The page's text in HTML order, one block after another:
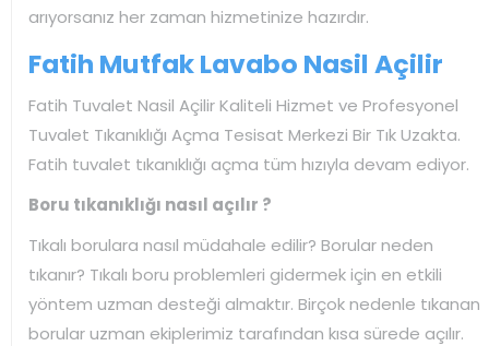
arıyorsanız her zaman hizmetinize hazırdır.
Fatih Mutfak Lavabo Nasil Açilir
Fatih Tuvalet Nasil Açilir Kaliteli Hizmet ve Profesyonel
Tuvalet Tıkanıklığı Açma Tesisat Merkezi Bir Tık Uzakta.
Fatih tuvalet tıkanıklığı açma tüm hızıyla devam ediyor.
Boru tıkanıklığı nasıl açılır ?
Tıkalı borulara nasıl müdahale edilir? Borular neden
tıkanır? Tıkalı boru problemleri gidermek için en etkili
yöntem uzman desteği almaktır. Birçok nedenle tıkanan
borular uzman ekiplerimiz tarafından kısa sürede açılır.